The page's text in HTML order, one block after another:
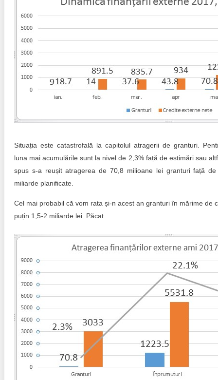
Situația este catastrofală la capitolul atragerii de granturi.
luna mai acumulările sunt la nivel de 2,3% față de estimări sau
spus s-a reușit atragerea de 70,8 milioane lei granturi față
miliarde planificate.
Cel mai probabil că vom rata și-n acest an granturi în mărime de
puțin 1,5-2 miliarde lei. Păcat.